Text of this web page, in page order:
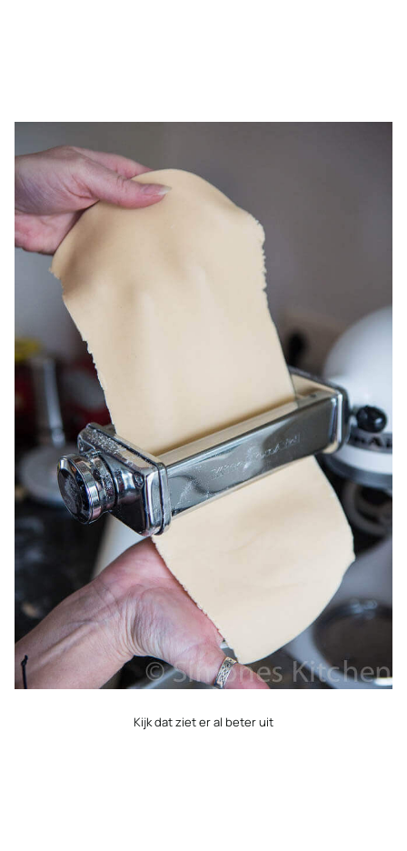
Kijk dat ziet er al beter uit